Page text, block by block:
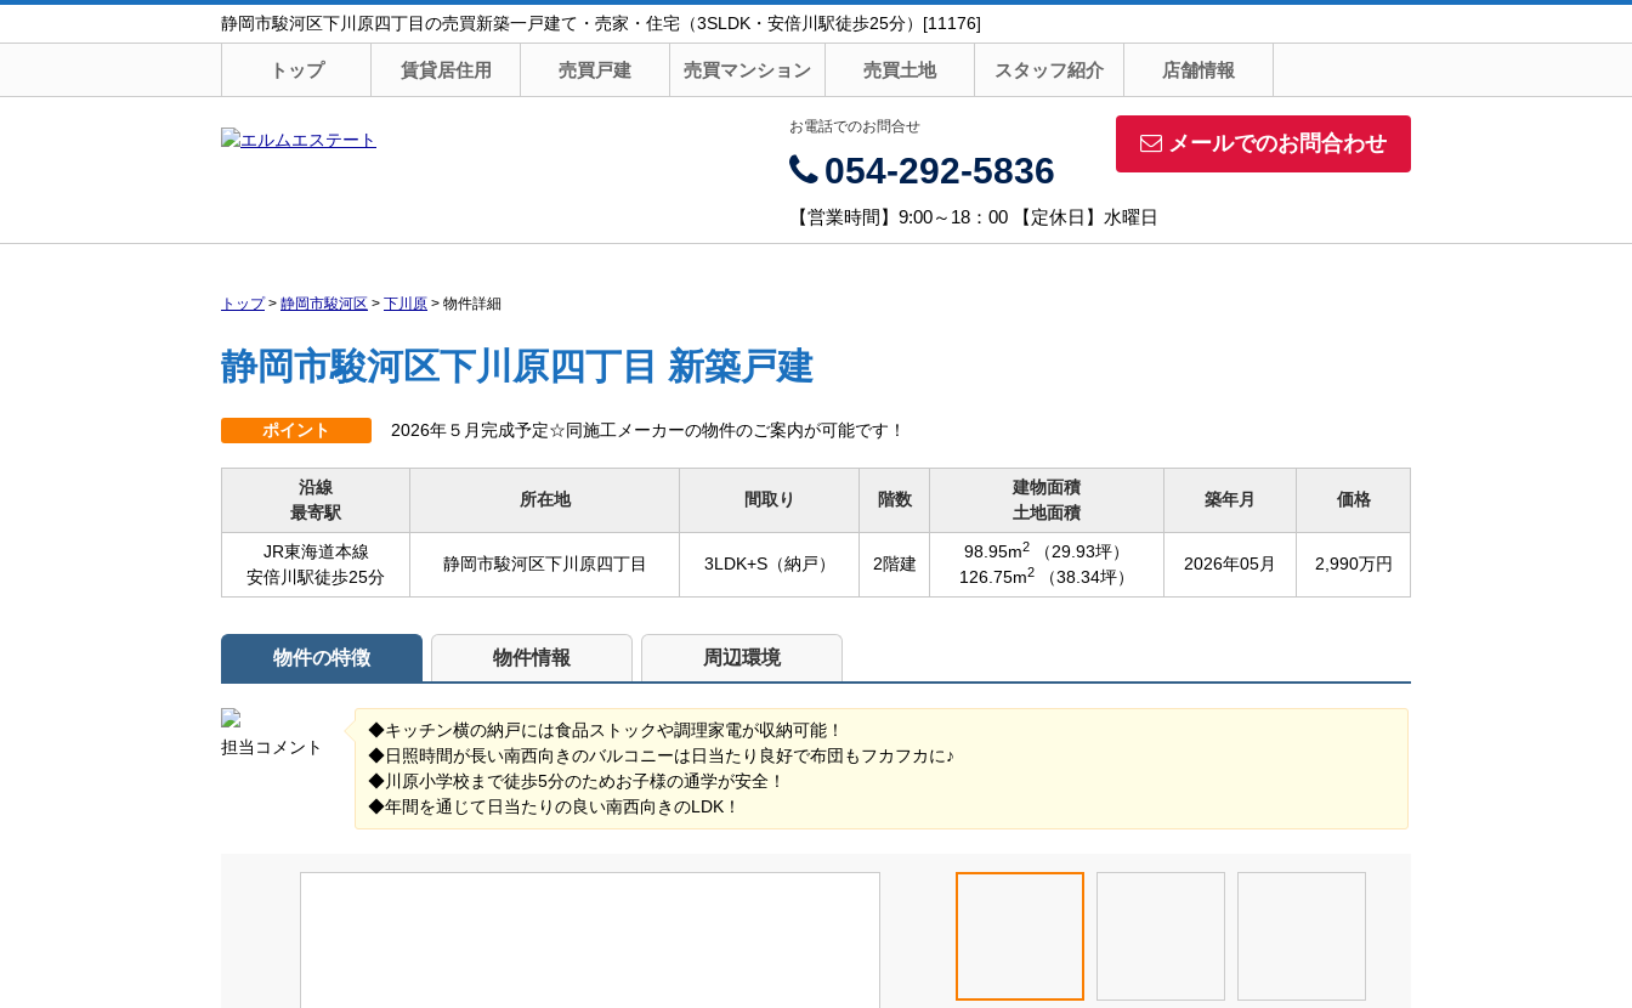
静岡市駿河区下川原四丁目の売買新築一戸建て・売家・住宅（3SLDK・安倍川駅徒歩25分）[11176]
トップ 賃貸居住用 売買戸建 売買マンション 売買土地 スタッフ紹介 店舗情報
メールでのお問合わせ
お電話でのお問合せ
054-292-5836
【営業時間】9:00～18：00 【定休日】水曜日
トップ> 静岡市駿河区 > 下川原 > 物件詳細
静岡市駿河区下川原四丁目 新築戸建
ポイント 2026年５月完成予定☆同施工メーカーの物件のご案内が可能です！
沿線
最寄駅
所在地 間取り 階数
建物面積
土地面積
築年月 価格
JR東海道本線
安倍川駅徒歩25分
静岡市駿河区下川原四丁目 3LDK+S（納戸） 2階建
98.95m2
（29.93坪）
126.75m2 （38.34坪）
2026年05月 2,990万円
物件の特徴 物件情報 周辺環境
担当コメント
◆キッチン横の納戸には食品ストックや調理家電が収納可能！
◆日照時間が長い南西向きのバルコニーは日当たり良好で布団もフカフカに♪
◆川原小学校まで徒歩5分のためお子様の通学が安全！
◆年間を通じて日当たりの良い南西向きのLDK！